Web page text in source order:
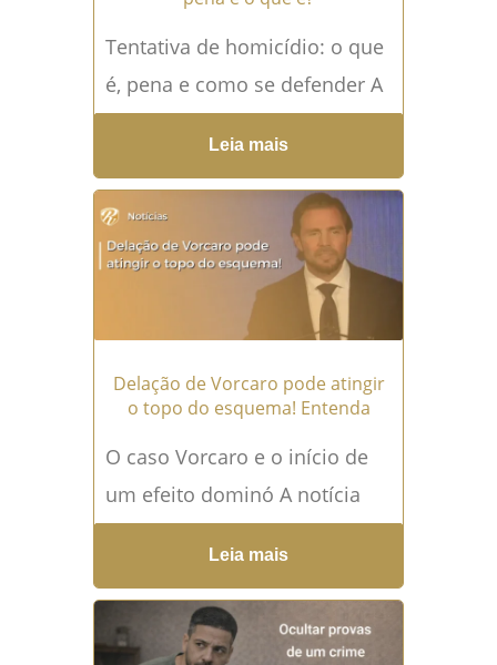
Tentativa de homicídio: o que
é, pena e como se defender A
Tentativa de homicídio é um
dos temas mais delicados
do...Leia mais →
Leia mais
Delação de Vorcaro pode atingir
o topo do esquema! Entenda
O caso Vorcaro e o início de
um efeito dominó A notícia
que começou a circular nos
bastidores da política e das...
Leia mais →
Leia mais